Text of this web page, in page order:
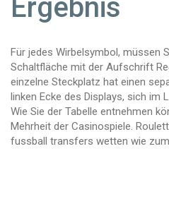
Ergebnis
Für jedes Wirbelsymbol, müssen
Schaltfläche mit der Aufschrift
einzelne Steckplatz hat einen
linken Ecke des Displays, sich im
Wie Sie der Tabelle entnehmen
Mehrheit der Casinospiele.
fussball transfers wetten wie